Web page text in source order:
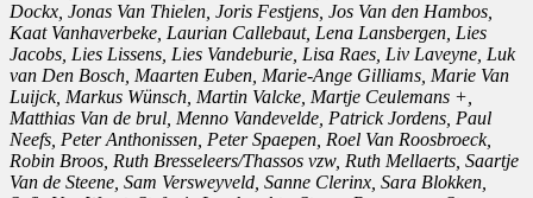
Dockx, Jonas Van Thielen, Joris Festjens, Jos Van den Hambos,
Kaat Vanhaverbeke, Laurian Callebaut, Lena Lansbergen, Lies
Jacobs, Lies Lissens, Lies Vandeburie, Lisa Raes, Liv Laveyne, Luk
van Den Bosch, Maarten Euben, Marie-Ange Gilliams, Marie Van
Luijck, Markus Wünsch, Martin Valcke, Martje Ceulemans +,
Matthias Van de brul, Menno Vandevelde, Patrick Jordens, Paul
Neefs, Peter Anthonissen, Peter Spaepen, Roel Van Roosbroeck,
Robin Broos, Ruth Bresseleers/Thassos vzw, Ruth Mellaerts, Saartje
Van de Steene, Sam Versweyveld, Sanne Clerinx, Sara Blokken,